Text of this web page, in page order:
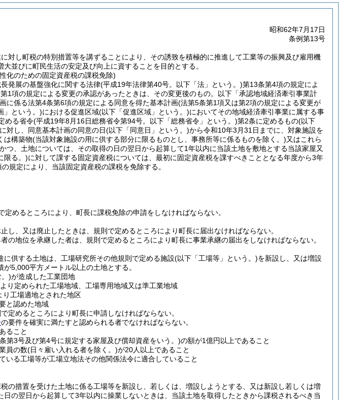
昭和62年7月17日
条例第13号
対し町税の特別措置等を講ずることにより、その誘致を積極的に推進して工業等の振興及び雇用機
並びに町民生活の安定及び向上に資することを目的とする。
化のための固定資産税の課税免除)
発展の基盤強化に関する法律(平成19年法律第40号。以下「法」という。)第13条第4項の規定によ
1項の規定による変更の承認があったときは、その変更後のもの。以下「承認地域経済牽引事業計
に係る法第4条第6項の規定による同意を得た基本計画(法第5条第1項又は第2項の規定による変更が
」という。)における促進区域(以下「促進区域」という。)においてその地域経済牽引事業に属する事
める省令(平成19年8月16日総務省令第94号。以下「総務省令」という。)第2条に定めるもの(以下
対し、同意基本計画の同意の日(以下「同意日」という。)から令和10年3月31日までに、対象施設を
は構築物(当該対象施設の用に供する部分に限るものとし、事務所等に係るものを除く。)又はこれら
つ、土地については、その取得の日の翌日から起算して1年以内に当該土地を敷地とする当該家屋又
限る。)に対して課する固定資産税については、最初に固定資産税を課すべきこととなる年度から3年
規定により、当該固定資産税の課税を免除する。
めるところにより、町長に課税免除の申請をしなければならない。
し、又は廃止したときは、規則で定めるところにより町長に届出なければならない。
の地位を承継した者は、規則で定めるところにより町長に事業承継の届出をしなければならない。
供する土地は、工場研究所その他規則で定める施設(以下「工場等」という。)を新設し、又は増設
が5,000平方メートル以上の土地とする。
)が造成した工業団地
り定められた工場地域、工場専用地域又は準工業地域
り工場適地とされた地区
と認めた地域
定めるところにより町長に申請しなければならない。
の要件を確実に満たすと認められる者でなければならない。
ること
第3号及び第4号に規定する家屋及び償却資産をいう。)の額が1億円以上であること
員の数(日々雇い入れる者を除く。)が20人以上であること
いる工場等が工場立地法その他関係法令に適合していること
の措置を受けた土地に係る工場等を新設し、若しくは、増設しようとする、又は新設し若しくは増
の翌日から起算して3年以内に操業しないときは、当該土地を取得したときから課税されるべき当